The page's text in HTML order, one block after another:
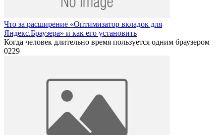
Что за расширение «Оптимизатор вкладок для
Яндекс.Браузера» и как его установить
Когда человек длительно время пользуется одним браузером
0229